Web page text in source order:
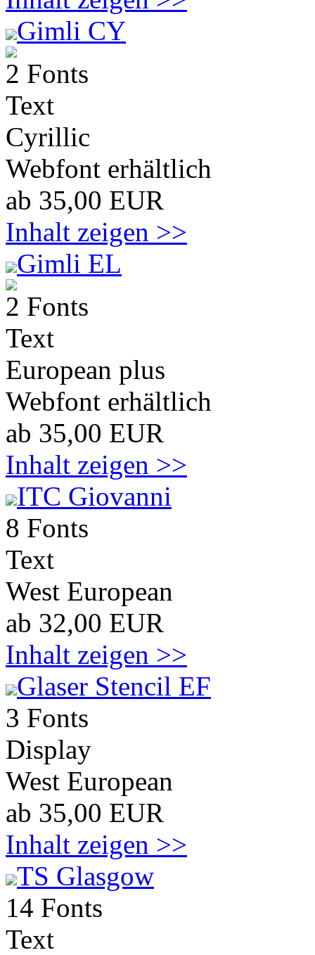
Gimli CY
2 Fonts
Text
Cyrillic
Webfont erhältlich
ab 35,00 EUR
Inhalt zeigen >>
Gimli EL
2 Fonts
Text
European plus
Webfont erhältlich
ab 35,00 EUR
Inhalt zeigen >>
ITC Giovanni
8 Fonts
Text
West European
ab 32,00 EUR
Inhalt zeigen >>
Glaser Stencil EF
3 Fonts
Display
West European
ab 35,00 EUR
Inhalt zeigen >>
TS Glasgow
14 Fonts
Text